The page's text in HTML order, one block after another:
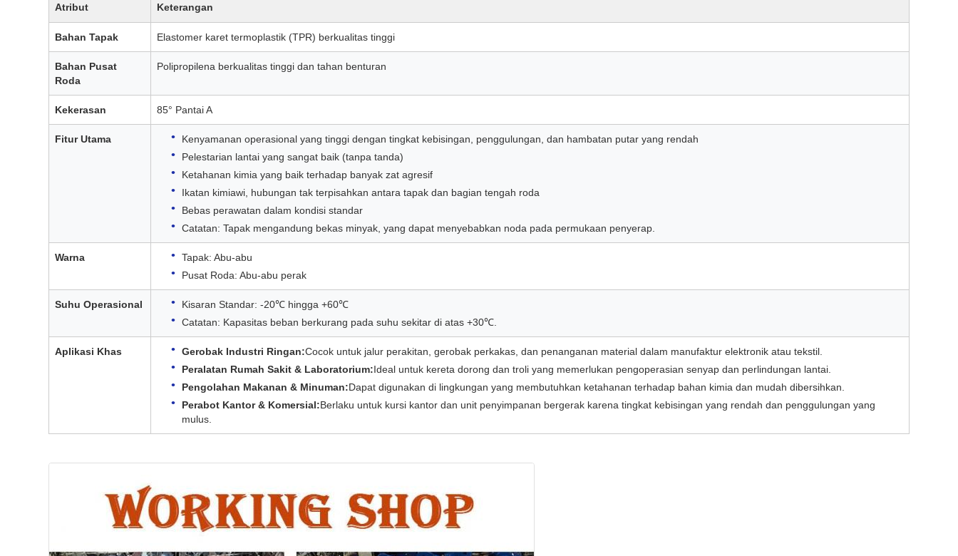
Atribut Keterangan
Bahan Tapak Elastomer karet termoplastik (TPR) berkualitas tinggi
Bahan Pusat
Roda
Polipropilena berkualitas tinggi dan tahan benturan
Kekerasan 85° Pantai A
Fitur Utama
Kenyamanan operasional yang tinggi dengan tingkat kebisingan, penggulungan, dan hambatan putar yang rendah
Pelestarian lantai yang sangat baik (tanpa tanda)
Ketahanan kimia yang baik terhadap banyak zat agresif
Ikatan kimiawi, hubungan tak terpisahkan antara tapak dan bagian tengah roda
Bebas perawatan dalam kondisi standar
Catatan: Tapak mengandung bekas minyak, yang dapat menyebabkan noda pada permukaan penyerap.
Warna
Tapak: Abu-abu
Pusat Roda: Abu-abu perak
Suhu Operasional
Kisaran Standar: -20℃ hingga +60℃
Catatan: Kapasitas beban berkurang pada suhu sekitar di atas +30℃.
Aplikasi Khas Gerobak Industri Ringan:Cocok untuk jalur perakitan, gerobak perkakas, dan penanganan material dalam manufaktur elektronik atau tekstil.
Peralatan Rumah Sakit & Laboratorium:Ideal untuk kereta dorong dan troli yang memerlukan pengoperasian senyap dan perlindungan lantai.
Pengolahan Makanan & Minuman:Dapat digunakan di lingkungan yang membutuhkan ketahanan terhadap bahan kimia dan mudah dibersihkan.
Perabot Kantor & Komersial:Berlaku untuk kursi kantor dan unit penyimpanan bergerak karena tingkat kebisingan yang rendah dan penggulungan yang
mulus.